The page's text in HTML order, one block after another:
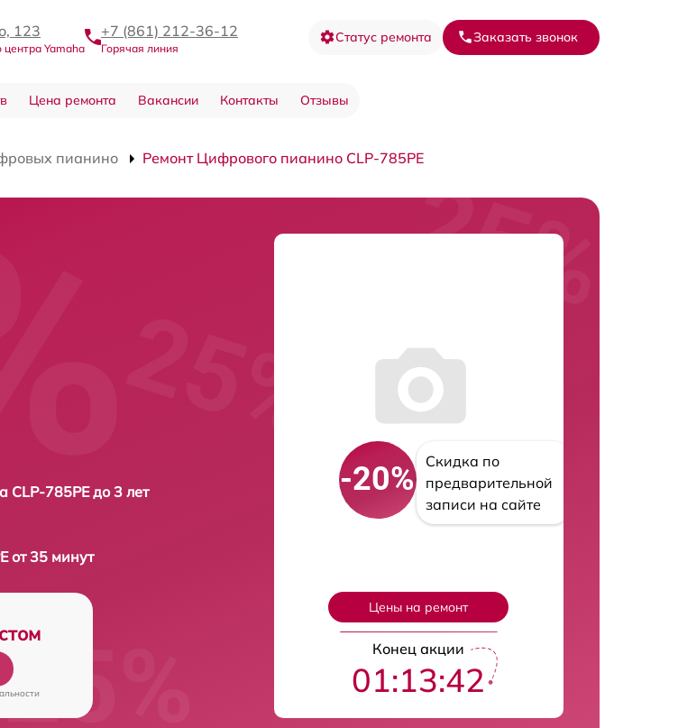
123
центра Yamaha
+7 (861) 212-36-12
Горячая линия
Статус ремонта Заказать звонок
Цена ремонта Вакансии Контакты Отзывы
пианино Ремонт Цифрового пианино CLP-785PE
CLP-785PE до 3 лет
от 35 минут
-20%
Скидка по
предварительной
записи на сайте
Цены на ремонт
Конец акции
01:13:41